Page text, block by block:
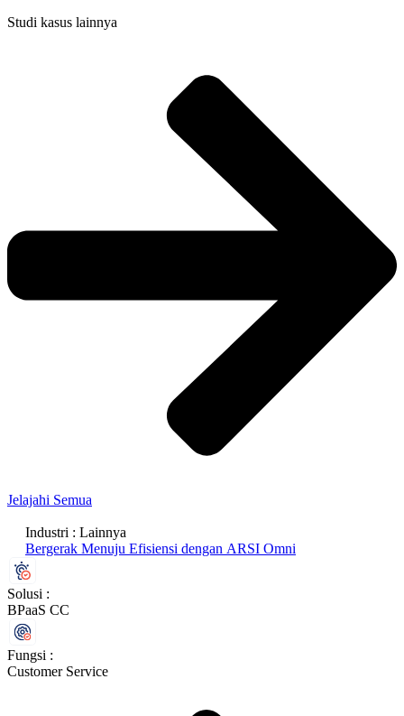
Studi kasus lainnya
Jelajahi Semua
Industri : Lainnya
Bergerak Menuju Efisiensi dengan ARSI Omni
Solusi :
BPaaS CC
Fungsi :
Customer Service